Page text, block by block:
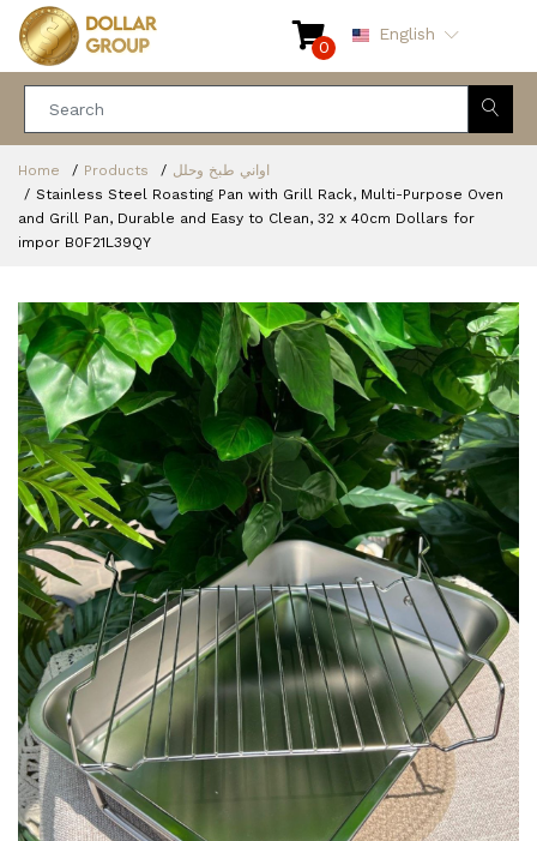
0
English
Home Products
اواني طبخ وحلل
Stainless Steel Roasting Pan with Grill Rack, Multi-Purpose Oven
and Grill Pan, Durable and Easy to Clean, 32 x 40cm Dollars for
impor B0F21L39QY